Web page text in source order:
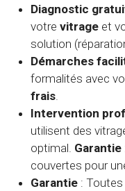
Diagnostic
votre vitrage et
solution
Démarches
formalités avec
frais.
Intervention
utilisent des
optimal. Garantie
couvertes pour
Garantie :